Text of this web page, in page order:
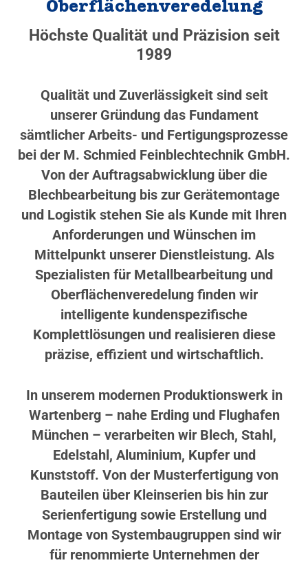
Oberflächenveredelung
Höchste Qualität und Präzision seit
1989
Qualität und Zuverlässigkeit sind seit
unserer Gründung das Fundament
sämtlicher Arbeits- und Fertigungsprozesse
bei der M. Schmied Feinblechtechnik GmbH.
Von der Auftragsabwicklung über die
Blechbearbeitung bis zur Gerätemontage
und Logistik stehen Sie als Kunde mit Ihren
Anforderungen und Wünschen im
Mittelpunkt unserer Dienstleistung. Als
Spezialisten für Metallbearbeitung und
Oberflächenveredelung finden wir
intelligente kundenspezifische
Komplettlösungen und realisieren diese
präzise, effizient und wirtschaftlich.
In unserem modernen Produktionswerk in
Wartenberg – nahe Erding und Flughafen
München – verarbeiten wir Blech, Stahl,
Edelstahl, Aluminium, Kupfer und
Kunststoff. Von der Musterfertigung von
Bauteilen über Kleinserien bis hin zur
Serienfertigung sowie Erstellung und
Montage von Systembaugruppen sind wir
für renommierte Unternehmen der